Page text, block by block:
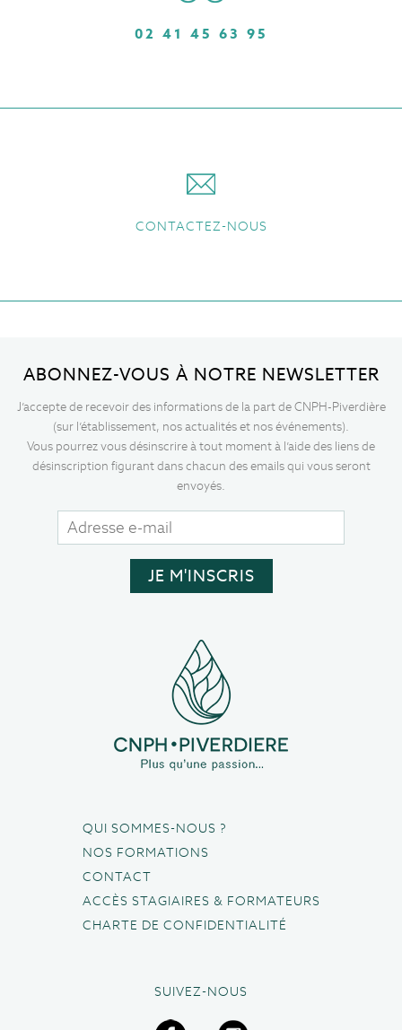
02 41 45 63 95
CONTACTEZ-NOUS
ABONNEZ-VOUS À NOTRE NEWSLETTER
J’accepte de recevoir des informations de la part de CNPH-Piverdière
(sur l’établissement, nos actualités et nos événements).
Vous pourrez vous désinscrire à tout moment à l’aide des liens de
désinscription figurant dans chacun des emails qui vous seront
envoyés.
QUI SOMMES-NOUS ?
NOS FORMATIONS
CONTACT
ACCÈS STAGIAIRES & FORMATEURS
CHARTE DE CONFIDENTIALITÉ
SUIVEZ-NOUS